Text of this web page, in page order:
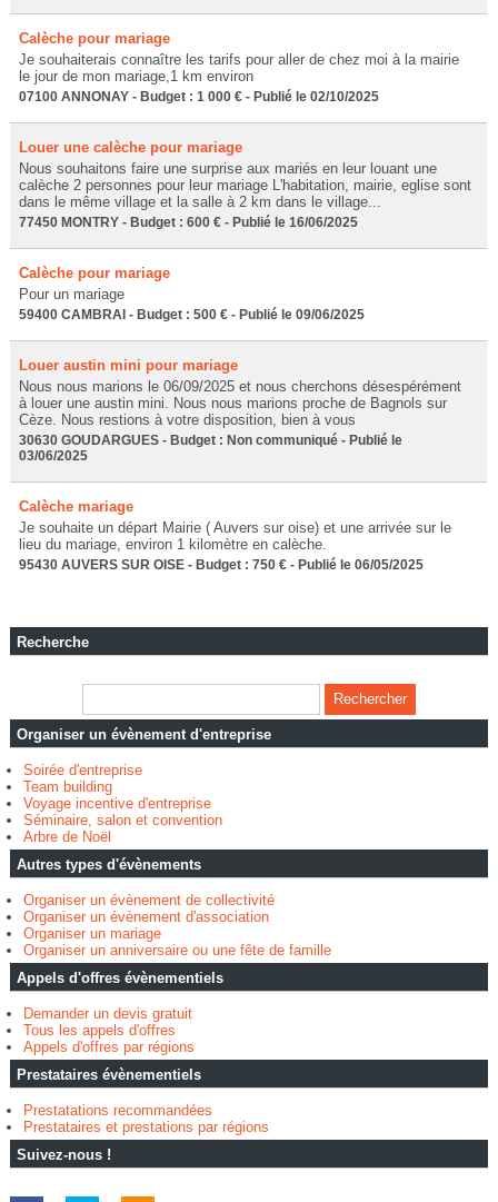
Calèche pour mariage
Je souhaiterais connaître les tarifs pour aller de chez moi à la mairie
le jour de mon mariage,1 km environ
07100 ANNONAY - Budget : 1 000 € - Publié le 02/10/2025
Louer une calèche pour mariage
Nous souhaitons faire une surprise aux mariés en leur louant une
calèche 2 personnes pour leur mariage L'habitation, mairie, eglise sont
dans le même village et la salle à 2 km dans le village...
77450 MONTRY - Budget : 600 € - Publié le 16/06/2025
Calèche pour mariage
Pour un mariage
59400 CAMBRAI - Budget : 500 € - Publié le 09/06/2025
Louer austin mini pour mariage
Nous nous marions le 06/09/2025 et nous cherchons désespérément
à louer une austin mini. Nous nous marions proche de Bagnols sur
Cèze. Nous restions à votre disposition, bien à vous
30630 GOUDARGUES - Budget : Non communiqué - Publié le
03/06/2025
Calèche mariage
Je souhaite un départ Mairie ( Auvers sur oise) et une arrivée sur le
lieu du mariage, environ 1 kilomètre en calèche.
95430 AUVERS SUR OISE - Budget : 750 € - Publié le 06/05/2025
Recherche
Organiser un évènement d'entreprise
Soirée d'entreprise
Team building
Voyage incentive d'entreprise
Séminaire, salon et convention
Arbre de Noël
Autres types d'évènements
Organiser un évènement de collectivité
Organiser un évènement d'association
Organiser un mariage
Organiser un anniversaire ou une fête de famille
Appels d'offres évènementiels
Demander un devis gratuit
Tous les appels d'offres
Appels d'offres par régions
Prestataires évènementiels
Prestatations recommandées
Prestataires et prestations par régions
Suivez-nous !